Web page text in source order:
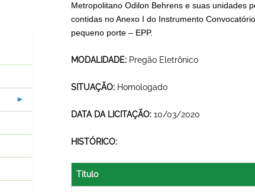
Metropolitano Odilon Behrens e suas unidades
contidas no Anexo I do Instrumento
pequeno porte – EPP.
MODALIDADE: Pregão Eletrônico
SITUAÇÃO: Homologado
DATA DA LICITAÇÃO: 10/03/2020
HISTÓRICO:
Título